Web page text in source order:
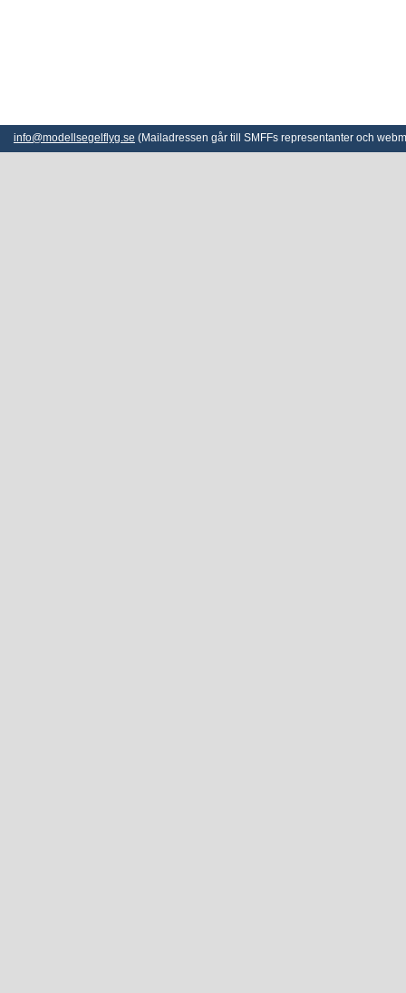
info@modellsegelflyg.se (Mailadressen går till SMFFs representanter och